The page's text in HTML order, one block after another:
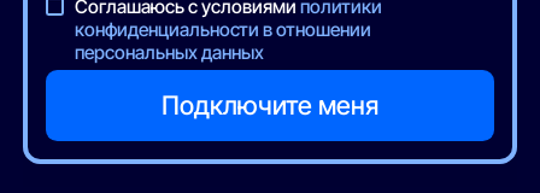
Соглашаюсь с условиямиполитики
конфиденциальности в отношении
персональных данных